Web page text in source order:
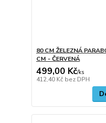
80 CM ŽELEZNÁ
CM - ČERVENÁ
499,00 Kč/ks
412,40 Kč bez DPH